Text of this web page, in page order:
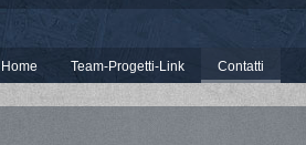
Home Team-Progetti-Link Contatti